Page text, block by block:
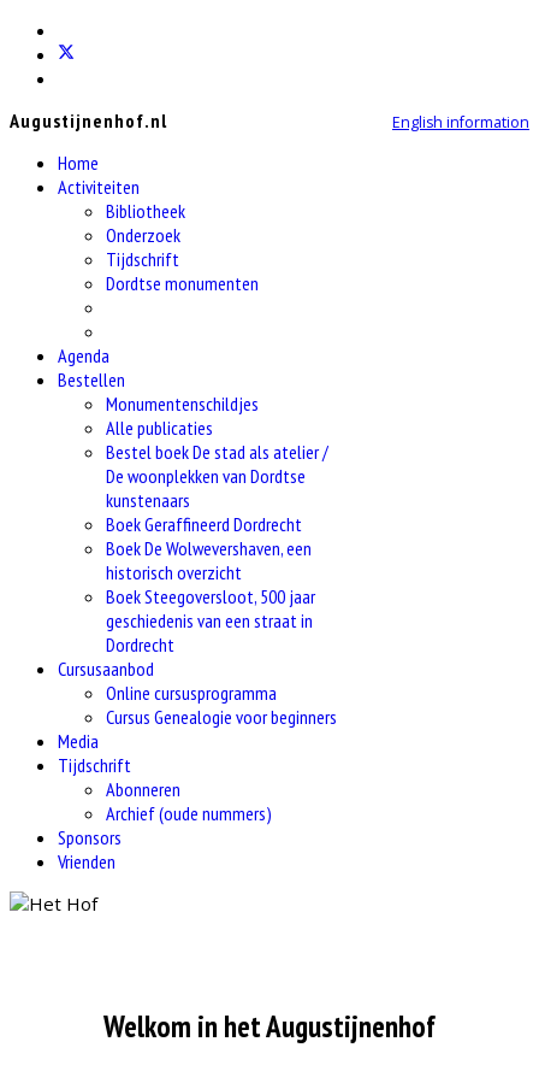
English information
Augustijnenhof.nl
Home
Activiteiten
Bibliotheek
Onderzoek
Tijdschrift
Dordtse monumenten
Agenda
Bestellen
Monumentenschildjes
Alle publicaties
Bestel boek De stad als atelier /
De woonplekken van Dordtse
kunstenaars
Boek Geraffineerd Dordrecht
Boek De Wolwevershaven, een
historisch overzicht
Boek Steegoversloot, 500 jaar
geschiedenis van een straat in
Dordrecht
Cursusaanbod
Online cursusprogramma
Cursus Genealogie voor beginners
Media
Tijdschrift
Abonneren
Archief (oude nummers)
Sponsors
Vrienden
Welkom in het Augustijnenhof